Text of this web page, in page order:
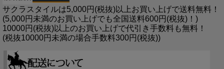
サクラスタイルは5,000円(税抜)以上お買い上げで送料無料！
(5,000円未満のお買い上げでも全国送料600円(税抜)！)
10000円(税抜)以上のお買い上げで代引き手数料も無料！
(税抜10000円未満の場合手数料300円(税抜))